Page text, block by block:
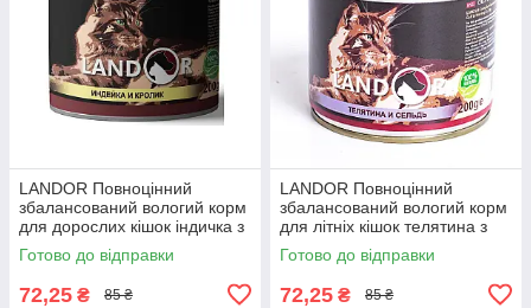
LANDOR Повноцінний
збалансований вологий корм
для дорослих кішок індичка з
кроликом 0,2 кг
Готово до відправки
72,25 ₴ 85 ₴
LANDOR Повноцінний
збалансований вологий корм
для літніх кішок телятина з
оселедцем 0,2 кг
Готово до відправки
72,25 ₴ 85 ₴